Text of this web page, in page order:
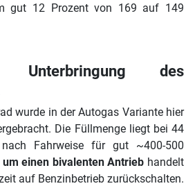
gut 12 Prozent von 169 auf 149
Unterbringung des
wurde in der Autogas Variante hier
Die Füllmenge liegt bei 44
Fahrweise für gut ~400-500
um einen bivalenten Antrieb handelt
auf Benzinbetrieb zurückschalten.